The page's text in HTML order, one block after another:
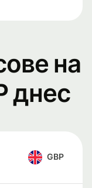
на
днес
GBP